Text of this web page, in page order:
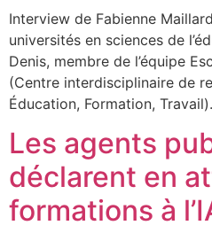
Interview de Fabienne
universités en sciences de
Denis, membre de l’équipe
(Centre interdisciplinaire de
Éducation, Formation, Travail).
Les agents
déclarent en
formations à